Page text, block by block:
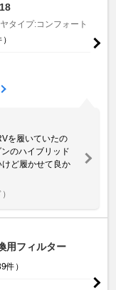
タイプ:コンフォート
を履いていたの
のハイブリッド
ど履かせて良か
用フィルター
件）